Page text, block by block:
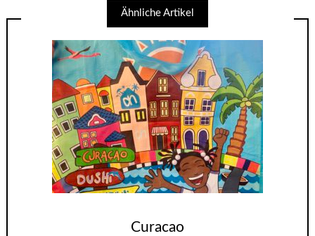
Ähnliche Artikel
Curacao